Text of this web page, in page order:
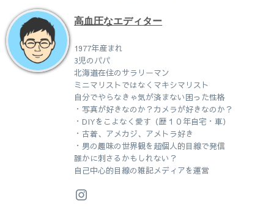
高血圧なエディター
1977年産まれ
3児のパパ
北海道在住のサラリーマン
ミニマリストではなくマキシマリスト
自分でやらなきゃ気が済まない困った性格
・写真が好きなのか？カメラが好きなのか？
・DIYをこよなく愛す（歴１０年自宅・車）
・古着、アメカジ、アメトラ好き
・男の趣味の世界観を超個人的目線で発信
誰かに刺さるかもしれない？
自己中心的目線の雑記メディアを運営